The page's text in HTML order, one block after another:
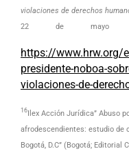
violaciones de
22 de mayo
https://
presidente-noboa-
violaciones-de-
16Ilex Acción Jurídica” Abuso
afrodescendientes: estudio de
Bogotá, D.C” (Bogotá; Editorial